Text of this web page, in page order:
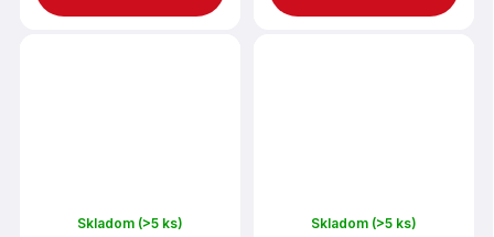
Skladom (>5 ks)
Skladom (>5 ks)